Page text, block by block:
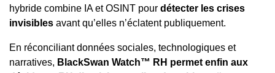
hybride combine IA et OSINT pour détecter les crises
invisibles avant qu’elles n’éclatent publiquement.
En réconciliant données sociales, technologiques et
narratives, BlackSwan Watch™ RH permet enfin aux